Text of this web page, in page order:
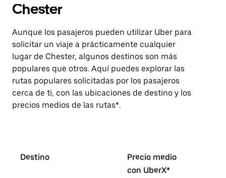
Chester
Aunque los pasajeros pueden utilizar Uber para
solicitar un viaje a prácticamente cualquier
lugar de Chester, algunos destinos son más
populares que otros. Aquí puedes explorar las
rutas populares solicitadas por los pasajeros
cerca de ti, con las ubicaciones de destino y los
precios medios de las rutas*.
Destino
Precio medio
con UberX*